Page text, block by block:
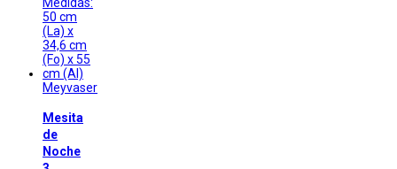
Meyvaser
Mesita
de
Noche